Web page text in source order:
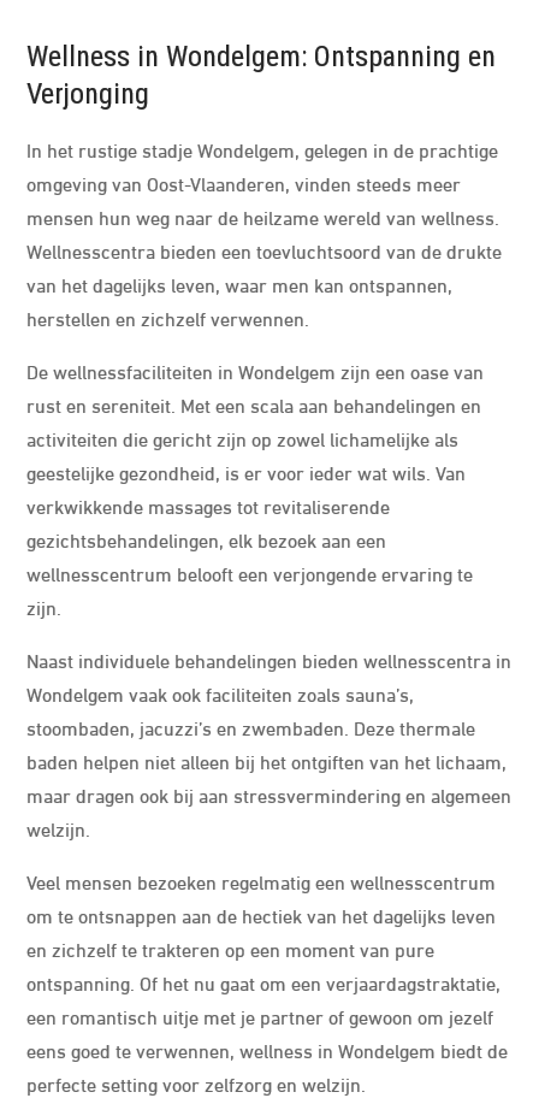
Wellness in Wondelgem: Ontspanning en
Verjonging
In het rustige stadje Wondelgem, gelegen in de prachtige
omgeving van Oost-Vlaanderen, vinden steeds meer
mensen hun weg naar de heilzame wereld van wellness.
Wellnesscentra bieden een toevluchtsoord van de drukte
van het dagelijks leven, waar men kan ontspannen,
herstellen en zichzelf verwennen.
De wellnessfaciliteiten in Wondelgem zijn een oase van
rust en sereniteit. Met een scala aan behandelingen en
activiteiten die gericht zijn op zowel lichamelijke als
geestelijke gezondheid, is er voor ieder wat wils. Van
verkwikkende massages tot revitaliserende
gezichtsbehandelingen, elk bezoek aan een
wellnesscentrum belooft een verjongende ervaring te
zijn.
Naast individuele behandelingen bieden wellnesscentra in
Wondelgem vaak ook faciliteiten zoals sauna’s,
stoombaden, jacuzzi’s en zwembaden. Deze thermale
baden helpen niet alleen bij het ontgiften van het lichaam,
maar dragen ook bij aan stressvermindering en algemeen
welzijn.
Veel mensen bezoeken regelmatig een wellnesscentrum
om te ontsnappen aan de hectiek van het dagelijks leven
en zichzelf te trakteren op een moment van pure
ontspanning. Of het nu gaat om een verjaardagstraktatie,
een romantisch uitje met je partner of gewoon om jezelf
eens goed te verwennen, wellness in Wondelgem biedt de
perfecte setting voor zelfzorg en welzijn.